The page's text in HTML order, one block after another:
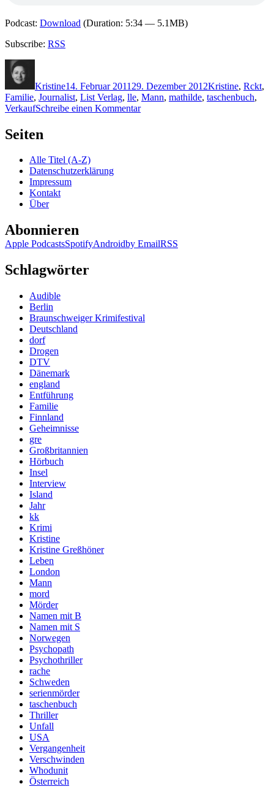
Podcast: Download (Duration: 5:34 — 5.1MB)
Subscribe: RSS
Kristine14. Februar 2011 29. Dezember 2012Kristine, Rckt,
Familie, Journalist, List Verlag, lle, Mann, mathilde, taschenbuch,
VerkaufSchreibe einen Kommentarzu
Seiten
Alle Titel (A-Z)
Datenschutzerklärung
Impressum
Kontakt
Über
Abonnieren
Apple PodcastsSpotifyAndroidby EmailRSS
Schlagwörter
Audible
Berlin
Braunschweiger Krimifestival
Deutschland
dorf
Drogen
DTV
Dänemark
england
Entführung
Familie
Finnland
Geheimnisse
gre
Großbritannien
Hörbuch
Insel
Interview
Island
Jahr
kk
Krimi
Kristine
Kristine Greßhöner
Leben
London
Mann
mord
Mörder
Namen mit B
Namen mit S
Norwegen
Psychopath
Psychothriller
rache
Schweden
serienmörder
taschenbuch
Thriller
Unfall
USA
Vergangenheit
Verschwinden
Whodunit
Österreich